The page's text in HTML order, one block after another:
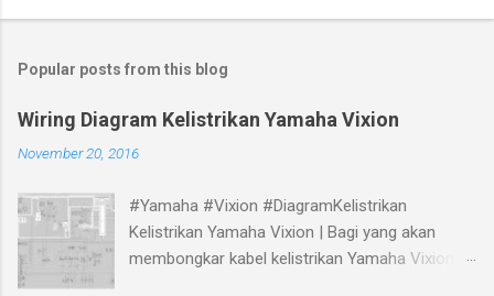
Popular posts from this blog
Wiring Diagram Kelistrikan Yamaha Vixion
November 20, 2016
#Yamaha #Vixion #DiagramKelistrikan
Kelistrikan Yamaha Vixion | Bagi yang akan
membongkar kabel kelistrikan Yamaha Vixion,